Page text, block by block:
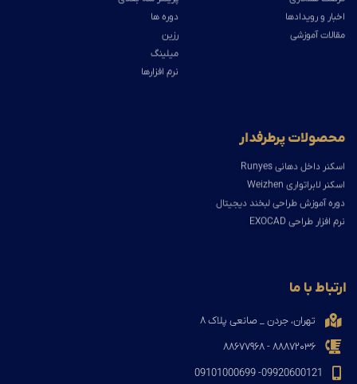
اخبار و رویدادها
مقالات آموزشی
دوره ها
رزین
میلینگ
نرم افزارها
محصولات پرطرفدار
اسکنر داخل دهانی Runyes
اسکنر لابراتواری Weizhen
دوره آموزش طراحی لبخند دیجیتال
نرم افزار طراحی EXOCAD
ارتباط با ما
تهران، جردن _ صانعی پلاک ۸
۸۸۸۷۲۰۳۶ - ۸۸۶۷۷۹۶۸
09920600121- 09101000699